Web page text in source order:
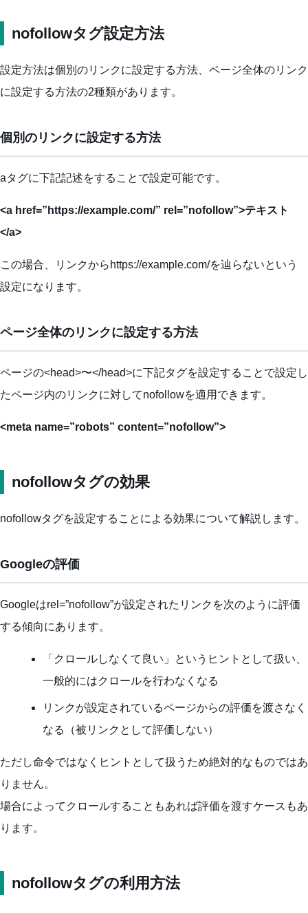
nofollowタグ設定方法
設定方法は個別のリンクに設定する方法、ページ全体のリンク
に設定する方法の2種類があります。
個別のリンクに設定する方法
aタグに下記記述をすることで設定可能です。
<a href=”https://example.com/” rel=”nofollow”>テキスト
</a>
この場合、リンクからhttps://example.com/を辿らないという
設定になります。
ページ全体のリンクに設定する方法
ページの<head>〜</head>に下記タグを設定することで設定し
たページ内のリンクに対してnofollowを適用できます。
<meta name=”robots” content=”nofollow”>
nofollowタグの効果
nofollowタグを設定することによる効果について解説します。
Googleの評価
Googleはrel=”nofollow”が設定されたリンクを次のように評価
する傾向にあります。
「クロールしなくて良い」というヒントとして扱い、
一般的にはクロールを行わなくなる
リンクが設定されているページからの評価を渡さなく
なる（被リンクとして評価しない）
ただし命令ではなくヒントとして扱うため絶対的なものではあ
りません。
場合によってクロールすることもあれば評価を渡すケースもあ
ります。
nofollowタグの利用方法